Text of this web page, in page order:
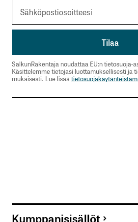
SalkunRakentaja noudattaa EU:n tietosuoja-
Käsittelemme tietojasi luottamuksellisesti ja
mukaisesti. Lue lisää
Kumppanisisällöt